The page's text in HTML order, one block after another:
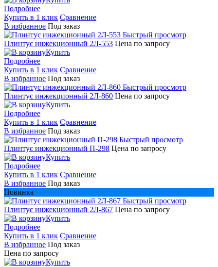
Подробнее
Купить в 1 клик Сравнение
В избранное Под заказ
Быстрый просмотр
Плинтус инжекционный 2Л-553 Цена по запросу
Купить
Подробнее
Купить в 1 клик Сравнение
В избранное Под заказ
Быстрый просмотр
Плинтус инжекционный 2Л-860 Цена по запросу
Купить
Подробнее
Купить в 1 клик Сравнение
В избранное Под заказ
Быстрый просмотр
Плинтус инжекционный П-298 Цена по запросу
Купить
Подробнее
Купить в 1 клик Сравнение
В избранное Под заказ
Новинка
Быстрый просмотр
Плинтус инжекционный 2Л-867 Цена по запросу
Купить
Подробнее
Купить в 1 клик Сравнение
В избранное Под заказ
Цена по запросу
Купить